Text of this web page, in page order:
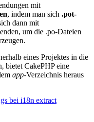
mit
, indem man sich .pot-
dann mit
um die .po-Dateien
eines Projektes in die
bietet CakePHP eine
app-Verzeichnis heraus
bei i18n extract